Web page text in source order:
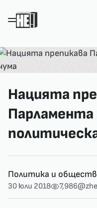
Нацията
Политика и
30 юли 2018 7,986